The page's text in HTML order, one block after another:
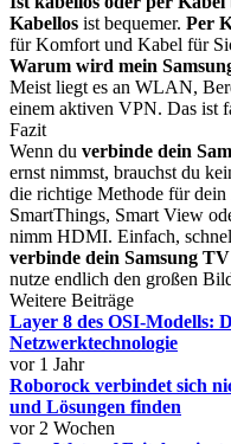
Kabellos ist bequemer. Per
für Komfort und Kabel für
Warum wird mein
Meist liegt es an WLAN,
einem aktiven VPN. Das ist
Fazit
Wenn du verbinde dein
ernst nimmst, brauchst du
die richtige Methode für
SmartThings, Smart View
nimm HDMI. Einfach,
verbinde dein Samsung
nutze endlich den großen
Weitere Beiträge
Layer 8 des OSI-Modells:
Netzwerktechnologie
vor 1 Jahr
Roborock verbindet sich
und Lösungen finden
vor 2 Wochen